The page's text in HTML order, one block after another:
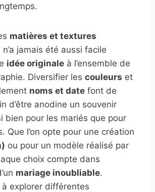
matières et textures
jamais été aussi facile
idée originale à l’ensemble de
Diversifier les couleurs et
noms et date font de
d’être anodine un souvenir
bien pour les mariés que pour
Que l’on opte pour une création
ou pour un modèle réalisé par
choix compte dans
mariage inoubliable.
à explorer différentes